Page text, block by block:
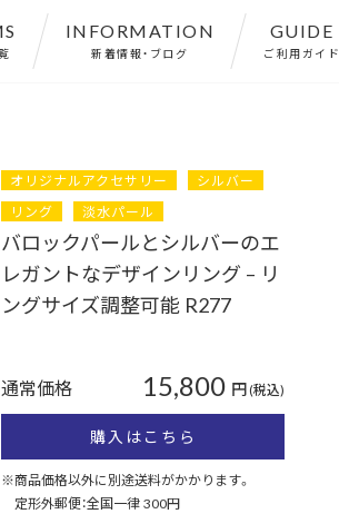
INFORMATION
新着情報・ブログ
GUIDE
ご利用ガイド
オリジナルアクセサリー
シルバー
リング
淡水パール
バロックパールとシルバーのエ
レガントなデザインリング – リ
ングサイズ調整可能 R277
通常価格 15,800 円(税込)
購入はこちら
※商品価格以外に別途送料がかかります。
定形外郵便：全国一律 300円